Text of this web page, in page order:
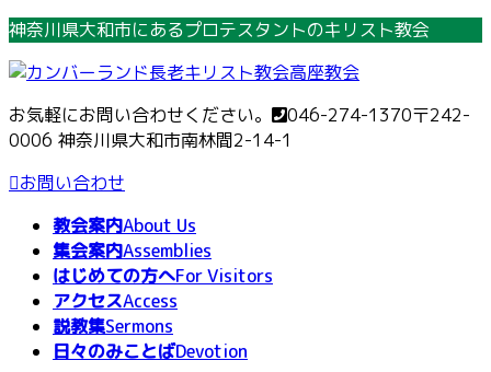
コ
テ
ン
ツ
へ
ス
ナ
ゲ
ー
シ
ョ
ン
神奈川県大和市にあるプロテスタントのキリスト教会
お気軽にお問い合わせください。 046-274-1370〒242-
0006 神奈川県大和市南林間2-14-1
お問い合わせ
教会案内About Us
集会案内Assemblies
はじめての方へFor Visitors
アクセスAccess
説教集Sermons
日々のみことばDevotion